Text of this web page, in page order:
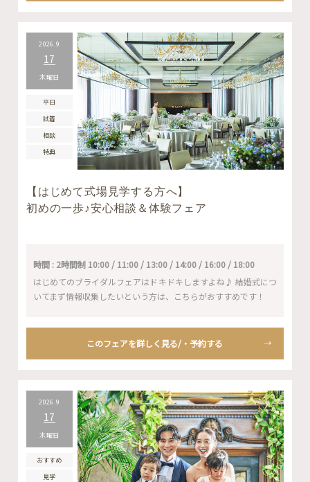
2026.9
17
木曜日
平日
試着
相談
特典
【はじめて式場見学する方へ】
初めの一歩♪安心相談＆体験フェア
時間 : 2時間制 10:00 / 11:00 / 13:00 / 14:00 / 16:00 / 18:00
はじめてのブライダルフェアはドキドキしますよね♪ 結婚式につ
いてまず情報収集したいという方は、こちらがおすすめです！
このフェアを詳しく見る/・予約する
2026.9
17
木曜日
おすすめ
見学